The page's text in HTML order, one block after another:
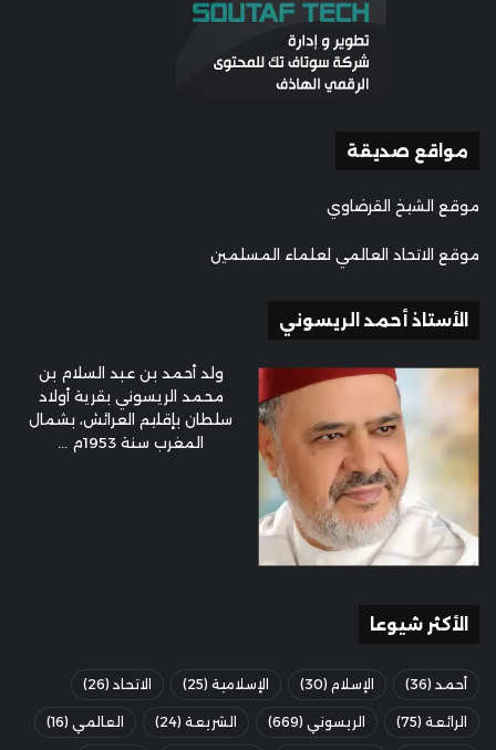
مواقع صديقة
موقع الشيخ القرضاوي
موقع الاتحاد العالمي لعلماء المسلمين
الأستاذ أحمد الريسوني
ولد أحمد بن عبد السلام بن
محمد الريسوني بقرية أولاد
سلطان بإقليم العرائش، بشمال
المغرب سنة 1953م ...
الأكثر شيوعا
أحمد (36) الإسلام (30) الإسلامية (25) الاتحاد (26)
الرائعة (75) الريسوني (669) الشريعة (24) العالمي (16)